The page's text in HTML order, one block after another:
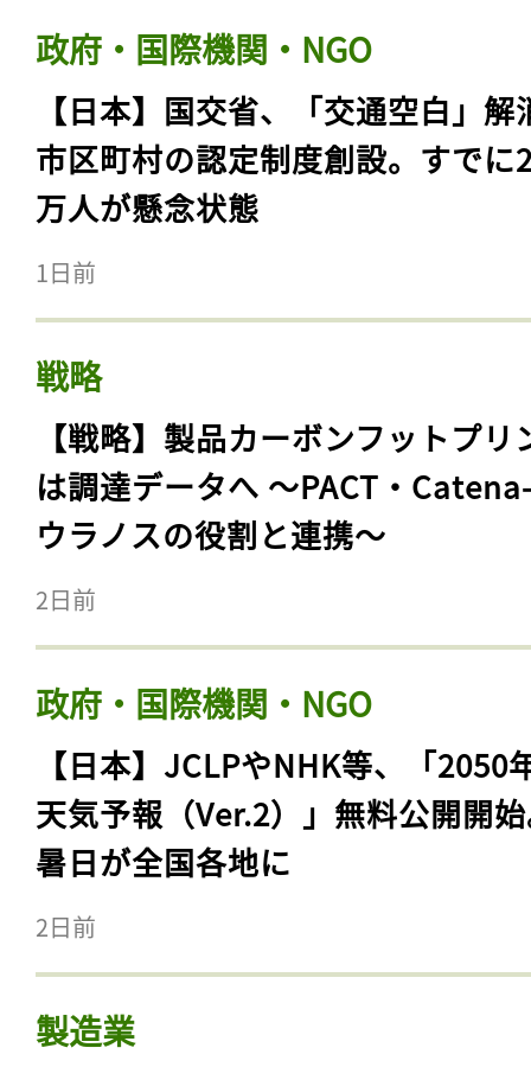
政府・国際機関・NGO
【日本】国交省、「交通空白」解
市区町村の認定制度創設。すでに
万人が懸念状態
1日前
戦略
【戦略】製品カーボンフットプリ
は調達データへ 〜PACT・
ウラノスの役割と連携〜
2日前
政府・国際機関・NGO
【日本】JCLPやNHK等、「2050
天気予報（Ver.2）」無料公開開
暑日が全国各地に
2日前
製造業